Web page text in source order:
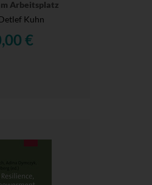
Arbeitsplatz
Kuhn
€